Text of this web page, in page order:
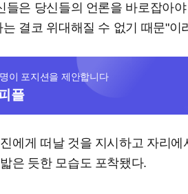
들은 당신들의 언론을 바로잡아
결코 위대해질 수 없기 때문"이
이 포지션을 제안합니다
플
에게 떠날 것을 지시하고 자리에
은 듯한 모습도 포착됐다.